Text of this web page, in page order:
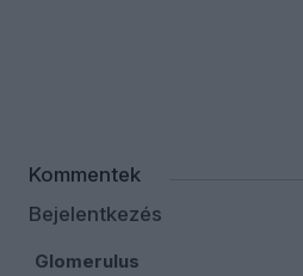
Kommentek
Bejelentkezés
Glomerulus